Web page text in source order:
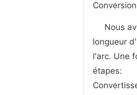
Nous
longueur
l'arc. Une
étapes: